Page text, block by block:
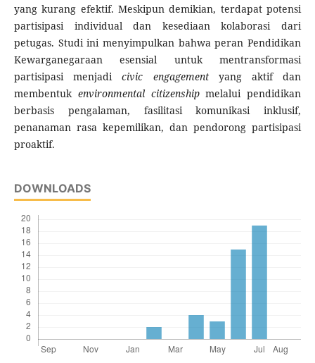
yang kurang efektif. Meskipun demikian, terdapat potensi
partisipasi individual dan kesediaan kolaborasi dari
petugas. Studi ini menyimpulkan bahwa peran Pendidikan
Kewarganegaraan esensial untuk mentransformasi
partisipasi menjadicivic engagementyang aktif dan
membentuk environmental citizenshipmelalui pendidikan
berbasis pengalaman, fasilitasi komunikasi inklusif,
penanaman rasa kepemilikan, dan pendorong partisipasi
proaktif.
DOWNLOADS